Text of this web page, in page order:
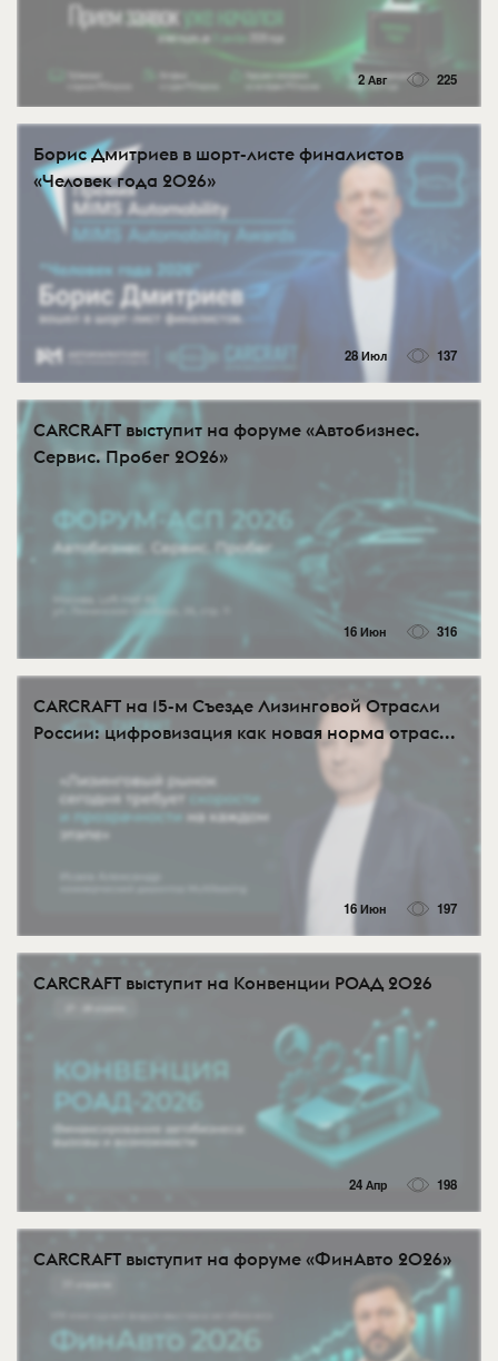
2 Авг 225
Борис Дмитриев в шорт-листе финалистов
«Человек года 2026»
28 Июл 137
CARCRAFT выступит на форуме «Автобизнес.
Сервис. Пробег 2026»
16 Июн 316
CARCRAFT на 15-м Съезде Лизинговой Отрасли
России: цифровизация как новая норма отрас...
16 Июн 197
CARCRAFT выступит на Конвенции РОАД 2026
24 Апр 198
CARCRAFT выступит на форуме «ФинАвто 2026»